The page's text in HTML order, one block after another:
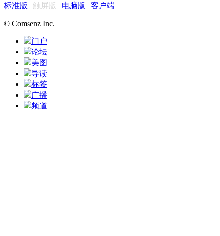
标准版 | 触屏版 | 电脑版 | 客户端
© Comsenz Inc.
门户
论坛
美图
导读
标签
广播
频道